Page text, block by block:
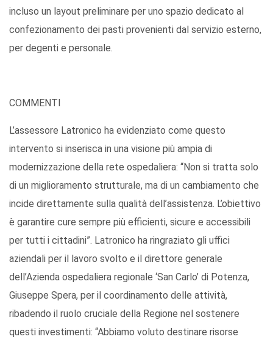
incluso un layout preliminare per uno spazio dedicato al
confezionamento dei pasti provenienti dal servizio esterno,
per degenti e personale.
COMMENTI
L’assessore Latronico ha evidenziato come questo
intervento si inserisca in una visione più ampia di
modernizzazione della rete ospedaliera: “Non si tratta solo
di un miglioramento strutturale, ma di un cambiamento che
incide direttamente sulla qualità dell’assistenza. L’obiettivo
è garantire cure sempre più efficienti, sicure e accessibili
per tutti i cittadini”. Latronico ha ringraziato gli uffici
aziendali per il lavoro svolto e il direttore generale
dell’Azienda ospedaliera regionale ‘San Carlo’ di Potenza,
Giuseppe Spera, per il coordinamento delle attività,
ribadendo il ruolo cruciale della Regione nel sostenere
questi investimenti: “Abbiamo voluto destinare risorse